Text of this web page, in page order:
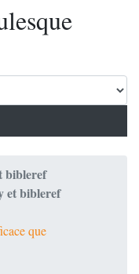
bibleref
et bibleref
que